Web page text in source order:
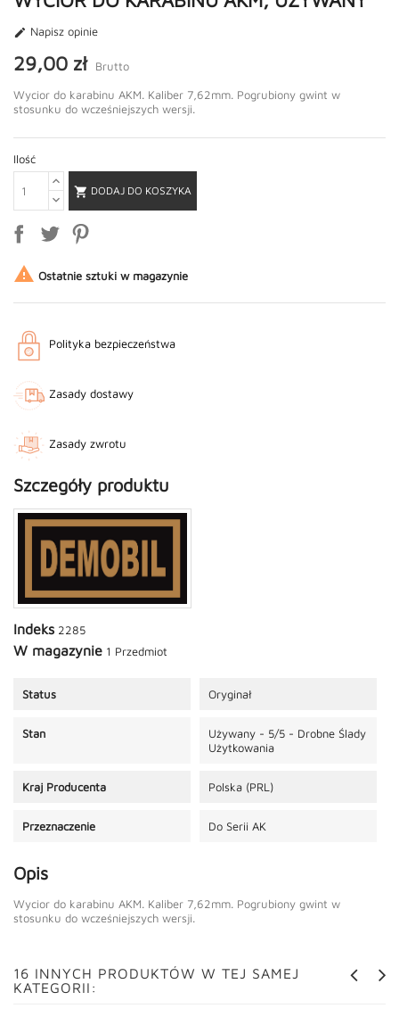
 Napisz opinie
29,00 zł
Brutto
Wycior do karabinu AKM. Kaliber 7,62mm. Pogrubiony gwint w
stosunku do wcześniejszych wersji.
Ilość
 DODAJ DO KOSZYKA
 Ostatnie sztuki w magazynie
Polityka bezpieczeństwa
Zasady dostawy
Zasady zwrotu
Szczegóły produktu
Indeks 2285
W magazynie 1 Przedmiot
Status Oryginał
Stan
Używany - 5/5 - Drobne Ślady
Użytkowania
Kraj Producenta Polska (PRL)
Przeznaczenie Do Serii AK
Opis
Wycior do karabinu AKM. Kaliber 7,62mm. Pogrubiony gwint w
stosunku do wcześniejszych wersji.
16 INNYCH PRODUKTÓW W TEJ SAMEJ
KATEGORII: